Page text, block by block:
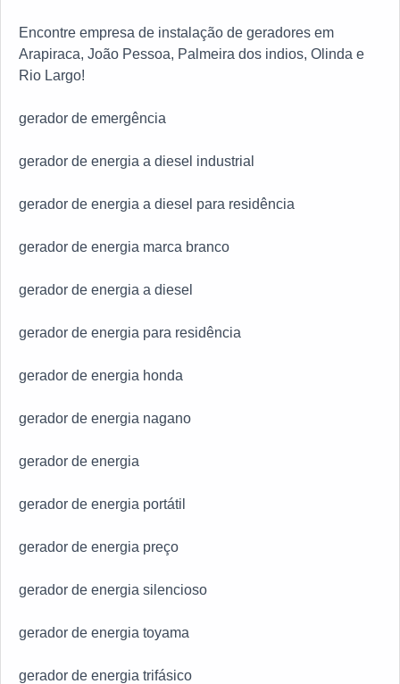
Encontre empresa de instalação de geradores em
Arapiraca, João Pessoa, Palmeira dos indios, Olinda e
Rio Largo!
gerador de emergência
gerador de energia a diesel industrial
gerador de energia a diesel para residência
gerador de energia marca branco
gerador de energia a diesel
gerador de energia para residência
gerador de energia honda
gerador de energia nagano
gerador de energia
gerador de energia portátil
gerador de energia preço
gerador de energia silencioso
gerador de energia toyama
gerador de energia trifásico